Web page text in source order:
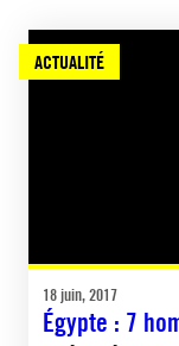
ACTUALITÉ
18 juin, 2017
Égypte : 7